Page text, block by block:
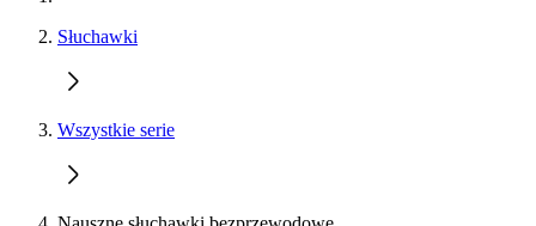
Słuchawki
Wszystkie serie